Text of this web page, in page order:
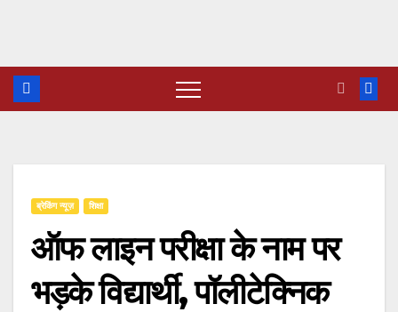
content
ब्रेकिंग न्यूज़ शिक्षा
ऑफ लाइन परीक्षा के नाम पर
भड़के विद्यार्थी, पॉलीटेक्निक